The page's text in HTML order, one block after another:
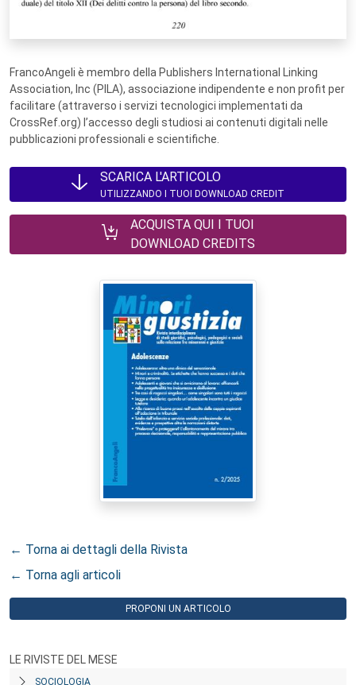
FrancoAngeli è membro della Publishers International Linking
Association, Inc (PILA), associazione indipendente e non profit per
facilitare (attraverso i servizi tecnologici implementati da
CrossRef.org) l’accesso degli studiosi ai contenuti digitali nelle
pubblicazioni professionali e scientifiche.
SCARICA L'ARTICOLO
UTILIZZANDO I TUOI DOWNLOAD CREDIT
ACQUISTA QUI I TUOI
DOWNLOAD CREDITS
← Torna ai dettagli della Rivista
← Torna agli articoli
PROPONI UN ARTICOLO
LE RIVISTE DEL MESE
SOCIOLOGIA